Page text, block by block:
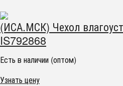
(ИСА.МСК) Чехол
IS792868
Есть в наличии (оптом)
Узнать цену